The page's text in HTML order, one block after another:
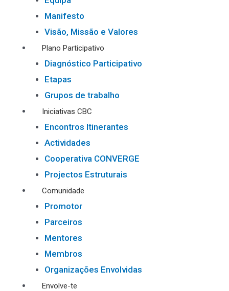
Manifesto
Visão, Missão e Valores
Plano Participativo
Diagnóstico Participativo
Etapas
Grupos de trabalho
Iniciativas CBC
Encontros Itinerantes
Actividades
Cooperativa CONVERGE
Projectos Estruturais
Comunidade
Promotor
Parceiros
Mentores
Membros
Organizações Envolvidas
Envolve-te